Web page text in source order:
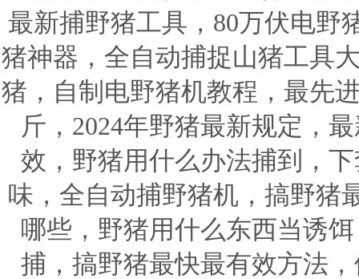
最新捕野猪工具，80万伏电野
猪神器，全自动捕捉山猪工具
猪，自制电野猪机教程，最先
斤，2024年野猪最新规定，
效，野猪用什么办法捕到，
味，全自动捕野猪机，搞野猪
哪些，野猪用什么东西当诱
捕，搞野猪最快最有效方法